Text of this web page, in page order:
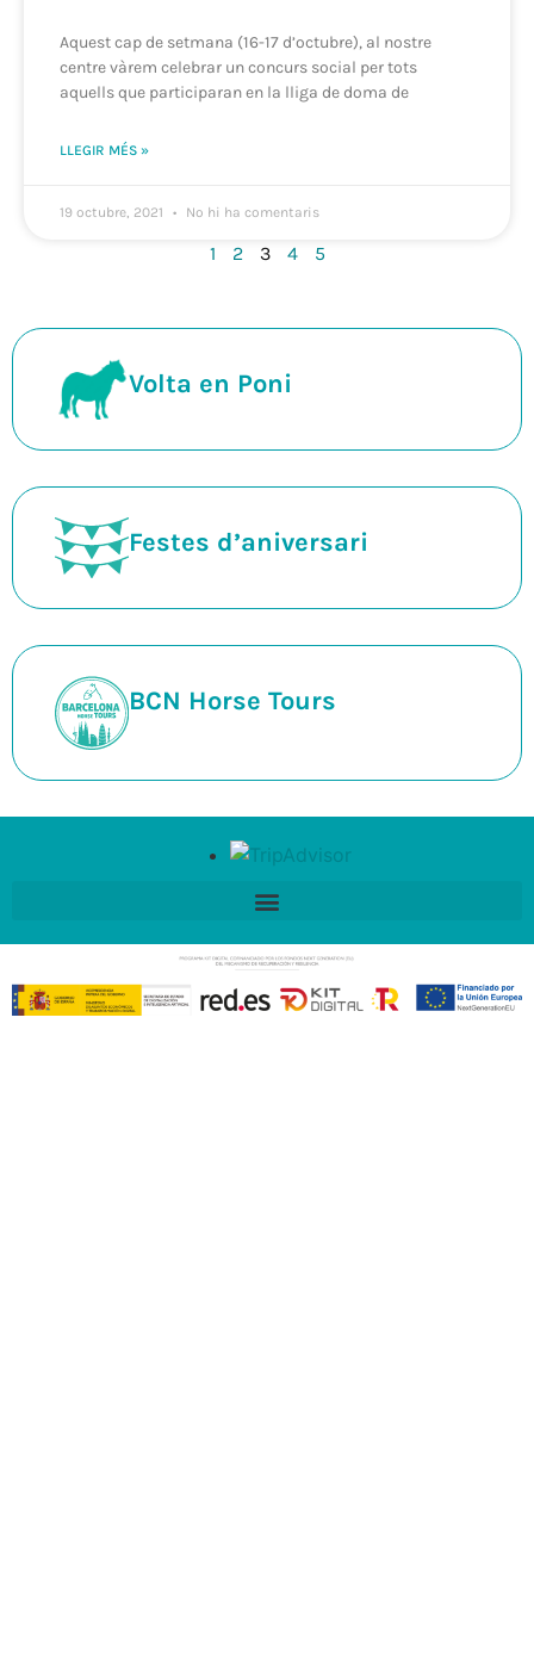
Aquest cap de setmana (16-17 d’octubre), al nostre
centre vàrem celebrar un concurs social per tots
aquells que participaran en la lliga de doma de
LLEGIR MÉS »
19 octubre, 2021 No hi ha comentaris
1 2 3 4 5
Volta en Poni
Festes d’aniversari
BCN Horse Tours